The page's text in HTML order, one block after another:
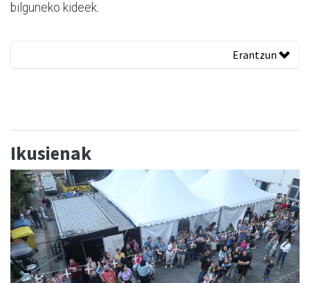
bilguneko kideek.
Erantzun
Ikusienak